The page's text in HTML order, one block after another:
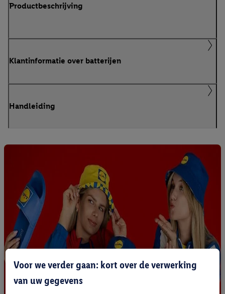
Productbeschrijving
Klantinformatie over batterijen
Handleiding
Voor we verder gaan: kort over de verwerking
van uw gegevens